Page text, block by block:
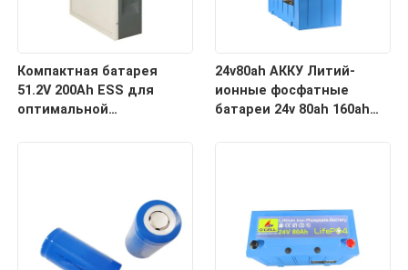
Компактная батарея
51.2V 200Ah ESS для
оптимальной
24v80ah АККУ Литий-
ионные фосфатные
батареи 24v 80ah 160ah